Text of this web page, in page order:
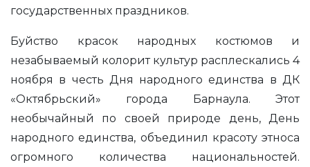
государственных праздников.
Буйство красок народных костюмов и
незабываемый колорит культур расплескались 4
ноября в честь Дня народного единства в ДК
«Октябрьский» города Барнаула. Этот
необычайный по своей природе день, День
народного единства, объединил красоту этноса
огромного количества национальностей.